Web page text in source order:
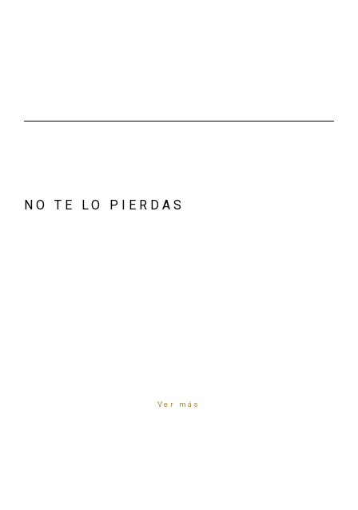
NO TE LO PIERDAS
Ver más